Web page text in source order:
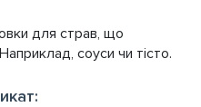
для страв, що
соуси чи тісто.